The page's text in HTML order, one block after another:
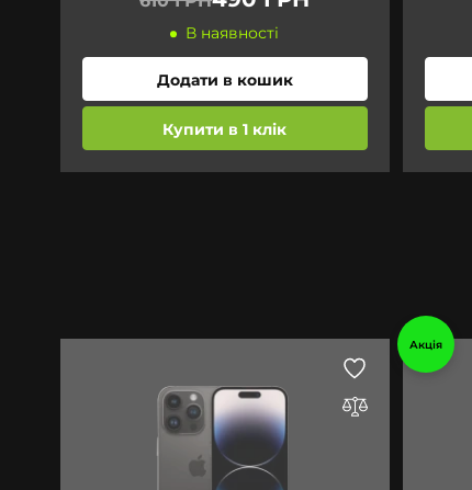
В наявності
Додати в кошик
Купити в 1 клік
Акція